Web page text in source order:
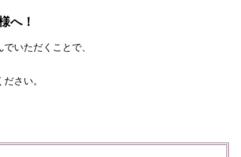
へ！
いただくことで、
さい。